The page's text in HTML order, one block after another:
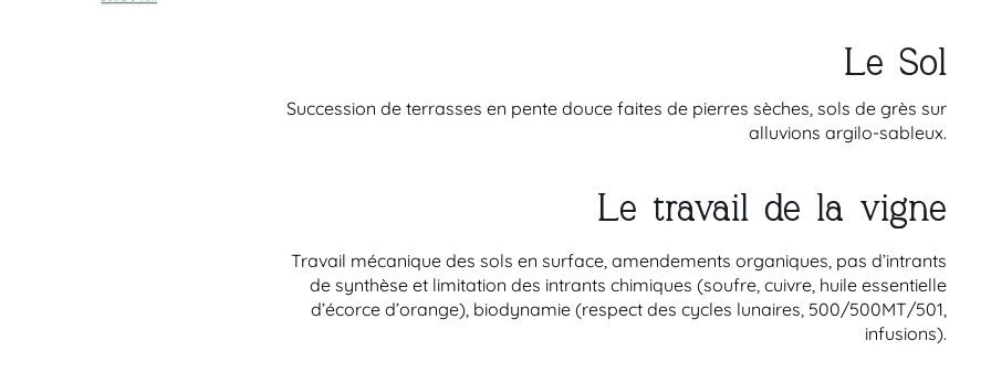
Le Sol
Succession de terrasses en pente douce faites de pierres sèches, sols de grès sur
alluvions argilo-sableux.
Le travail de la vigne
Travail mécanique des sols en surface, amendements organiques, pas d’intrants
de synthèse et limitation des intrants chimiques (soufre, cuivre, huile essentielle
d’écorce d’orange), biodynamie (respect des cycles lunaires, 500/500MT/501,
infusions).